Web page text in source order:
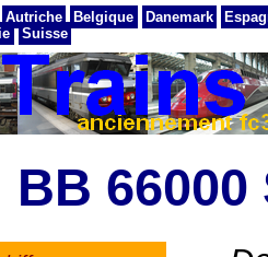
Autriche Belgique Danemark
Suisse
BB 66000